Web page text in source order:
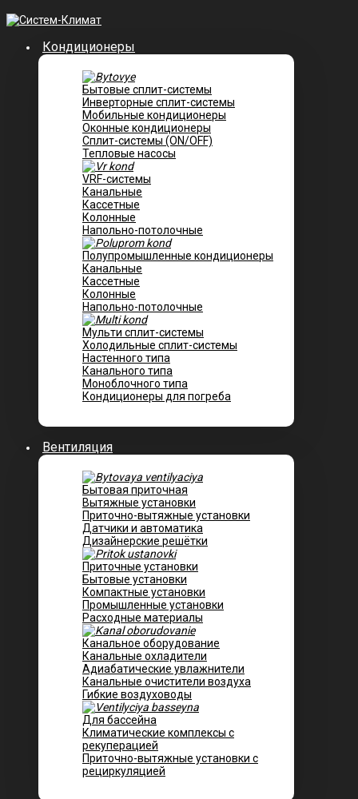
Кондиционеры
Бытовые сплит-системы
Инверторные сплит-системы
Мобильные кондиционеры
Оконные кондиционеры
Сплит-системы (ON/OFF)
Тепловые насосы
VRF-системы
Канальные
Касcетные
Колонные
Напольно-потолочные
Полупромышленные кондиционеры
Канальные
Кассетные
Колонные
Напольно-потолочные
Мульти сплит-системы
Холодильные сплит-системы
Настенного типа
Канального типа
Моноблочного типа
Кондиционеры для погреба
Вентиляция
Бытовая приточная
Вытяжные установки
Приточно-вытяжные установки
Датчики и автоматика
Дизайнерские решётки
Приточные установки
Бытовые установки
Компактные установки
Промышленные установки
Расходные материалы
Канальное оборудование
Канальные охладители
Адиабатические увлажнители
Канальные очистители воздуха
Гибкие воздуховоды
Для бассейна
Климатические комплексы с
рекуперацией
Приточно-вытяжные установки с
рециркуляцией